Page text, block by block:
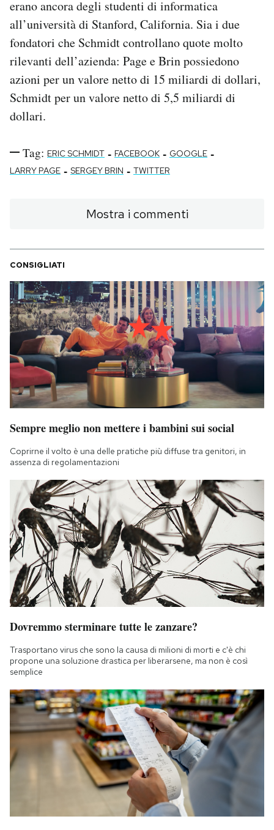
erano ancora degli studenti di informatica
all’università di Stanford, California. Sia i due
fondatori che Schmidt controllano quote molto
rilevanti dell’azienda: Page e Brin possiedono
azioni per un valore netto di 15 miliardi di dollari,
Schmidt per un valore netto di 5,5 miliardi di
dollari.
Tag: ERIC SCHMIDT - FACEBOOK - GOOGLE -
LARRY PAGE - SERGEY BRIN - TWITTER
Mostra i commenti
CONSIGLIATI
Sempre meglio non mettere i bambini sui social
Coprirne il volto è una delle pratiche più diffuse tra genitori, in
assenza di regolamentazioni
Dovremmo sterminare tutte le zanzare?
Trasportano virus che sono la causa di milioni di morti e c'è chi
propone una soluzione drastica per liberarsene, ma non è così
semplice